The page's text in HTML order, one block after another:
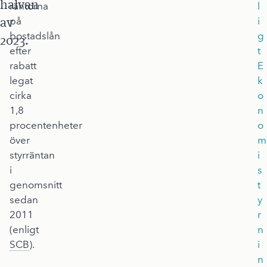
halvan
av
2023.
räntorna
på
bostadslån
efter
rabatt
legat
cirka
1,8
procentenheter
över
styrräntan
i
genomsnitt
sedan
2011
(enligt
SCB).
i
g
t
E
k
o
n
o
m
i
s
t
y
r
n
i
n